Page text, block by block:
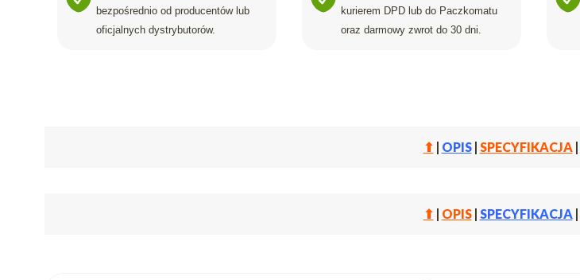
bezpośrednio od producentów lub
oficjalnych dystrybutorów.
kurierem DPD lub do Paczkomatu
oraz darmowy zwrot do 30 dni.
⬆ | OPIS| SPECYFIKACJA|
⬆ | OPIS| SPECYFIKACJA|